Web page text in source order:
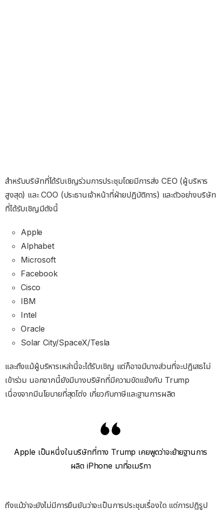
สำหรับบริษัทที่ได้รับเชิญร่วมการประชุมโดยมีการส่ง CEO (ผู้บริหาร
สูงสุด) และ COO (ประธานเจ้าหน้าที่ฝ่ายปฏิบัติการ) และตัวอย่างบริษัท
ที่ได้รับเชิญมีดังนี้
Apple
Alphabet
Microsoft
Facebook
Cisco
IBM
Intel
Oracle
Solar City/SpaceX/Tesla
และถึงแม้ผู้บริหารเหล่านี้จะได้รับเชิญ แต่ก็อาจมีบางส่วนที่จะปฏิเสธไม่
เข้าร่วม นอกจากนี้ยังมีบางบริษัทที่มีความขัดแย้งกับ Trump
เนื่องจากมีนโยบายที่สุดโต่ง เกี่ยวกับภาษีและฐานการผลิต
Apple เป็นหนึ่งในบริษัทที่ทาง Trump เคยพูดว่าจะย้ายฐานการ
ผลิต iPhone มาที่อเมริกา
ถึงแม้ว่าจะยังไม่มีการยืนยันว่าจะเป็นการประชุมเรื่องใด แต่การปฏิรูป